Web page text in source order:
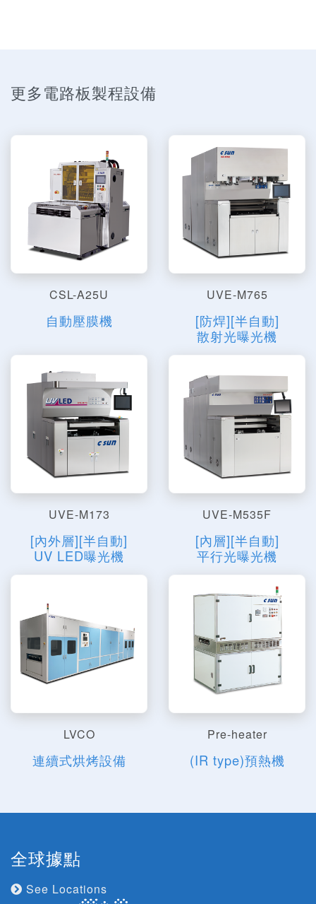
更多電路板製程設備
CSL-A25U
自動壓膜機
UVE-M765
[防焊][半自動]
散射光曝光機
UVE-M173
[內外層][半自動]
UV LED曝光機
UVE-M535F
[內層][半自動]
平行光曝光機
LVCO
連續式烘烤設備
Pre-heater
(IR type)預熱機
全球據點
See Locations